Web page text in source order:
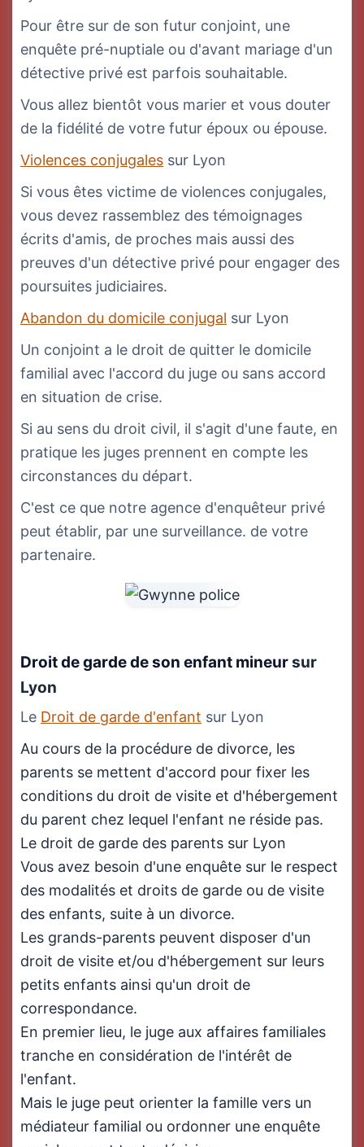
Pour être sur de son futur conjoint, une
enquête pré-nuptiale ou d'avant mariage d'un
détective privé est parfois souhaitable.
Vous allez bientôt vous marier et vous douter
de la fidélité de votre futur époux ou épouse.
Violences conjugales sur Lyon
Si vous êtes victime de violences conjugales,
vous devez rassemblez des témoignages
écrits d'amis, de proches mais aussi des
preuves d'un détective privé pour engager des
poursuites judiciaires.
Abandon du domicile conjugal sur Lyon
Un conjoint a le droit de quitter le domicile
familial avec l'accord du juge ou sans accord
en situation de crise.
Si au sens du droit civil, il s'agit d'une faute, en
pratique les juges prennent en compte les
circonstances du départ.
C'est ce que notre agence d'enquêteur privé
peut établir, par une surveillance. de votre
partenaire.
Droit de garde de son enfant mineursur
Lyon
Le Droit de garde d'enfant sur Lyon
Au cours de la procédure de divorce, les
parents se mettent d'accord pour fixer les
conditions du droit de visite et d'hébergement
du parent chez lequel l'enfant ne réside pas.
Le droit de garde des parents sur Lyon
Vous avez besoin d'une enquête sur le respect
des modalités et droits de garde ou de visite
des enfants, suite à un divorce.
Les grands-parents peuvent disposer d'un
droit de visite et/ou d'hébergement sur leurs
petits enfants ainsi qu'un droit de
correspondance.
En premier lieu, le juge aux affaires familiales
tranche en considération de l'intérêt de
l'enfant.
Mais le juge peut orienter la famille vers un
médiateur familial ou ordonner une enquête